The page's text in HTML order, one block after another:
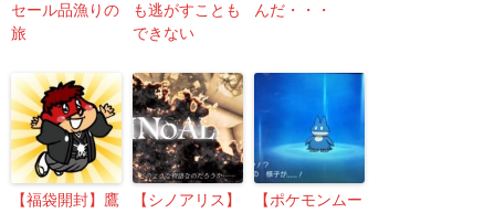
セール品漁りの
旅
も逃がすことも
できない
んだ・・・
【福袋開封】鷹
【シノアリス】
【ポケモンムー